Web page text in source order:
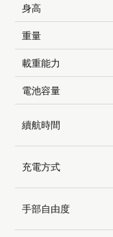
身高
重量
載重能力
電池容量
續航時間
充電方式
手部自由度